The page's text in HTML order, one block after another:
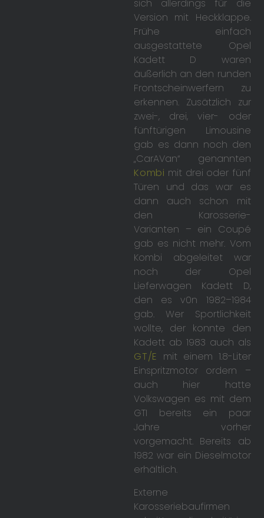
sich allerdings für die
Version mit Heckklappe.
Frühe einfach
ausgestattete Opel
Kadett D waren
äußerlich an den runden
Frontscheinwerfern zu
erkennen. Zusätzlich zur
zwei-, drei, vier- oder
fünftürigen Limousine
gab es dann noch den
„CarAVan“ genannten
Kombi mit drei oder fünf
Türen und das war es
dann auch schon mit
den Karosserie-
Varianten – ein Coupé
gab es nicht mehr. Vom
Kombi abgeleitet war
noch der Opel
Lieferwagen Kadett D,
den es v0n 1982–1984
gab. Wer Sportlichkeit
wollte, der konnte den
Kadett ab 1983 auch als
GT/E mit einem 1.8-Liter
Einspritzmotor ordern –
auch hier hatte
Volkswagen es mit dem
GTI bereits ein paar
Jahre vorher
vorgemacht. Bereits ab
1982 war ein Dieselmotor
erhältlich.
Externe
Karosseriebaufirmen